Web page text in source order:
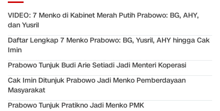
VIDEO: 7 Menko di Kabinet Merah Putih Prabowo: BG, AHY,
dan Yusril
Daftar Lengkap 7 Menko Prabowo: BG, Yusril, AHY hingga Cak
Imin
Prabowo Tunjuk Budi Arie Setiadi Jadi Menteri Koperasi
Cak Imin Ditunjuk Prabowo Jadi Menko Pemberdayaan
Masyarakat
Prabowo Tunjuk Pratikno Jadi Menko PMK